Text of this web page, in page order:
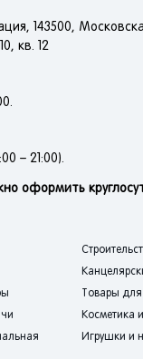
143500,
кв. 12
– 21:00).
оформить
Товары
Косметика
Игрушки и